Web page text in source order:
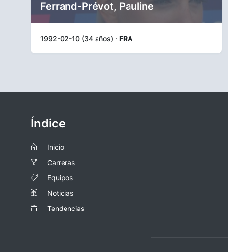
Ferrand-Prévot, Pauline
1992-02-10 (34 años) · FRA
Índice
Inicio
Carreras
Equipos
Noticias
Tendencias